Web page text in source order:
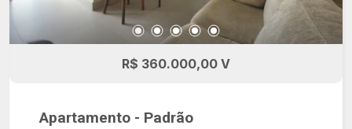
R$ 360.000,00 V
Apartamento - Padrão